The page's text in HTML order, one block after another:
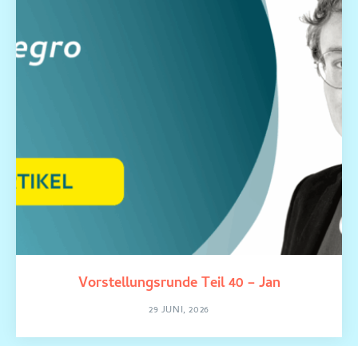
Vorstellungsrunde Teil 40 – Jan
29 JUNI, 2026